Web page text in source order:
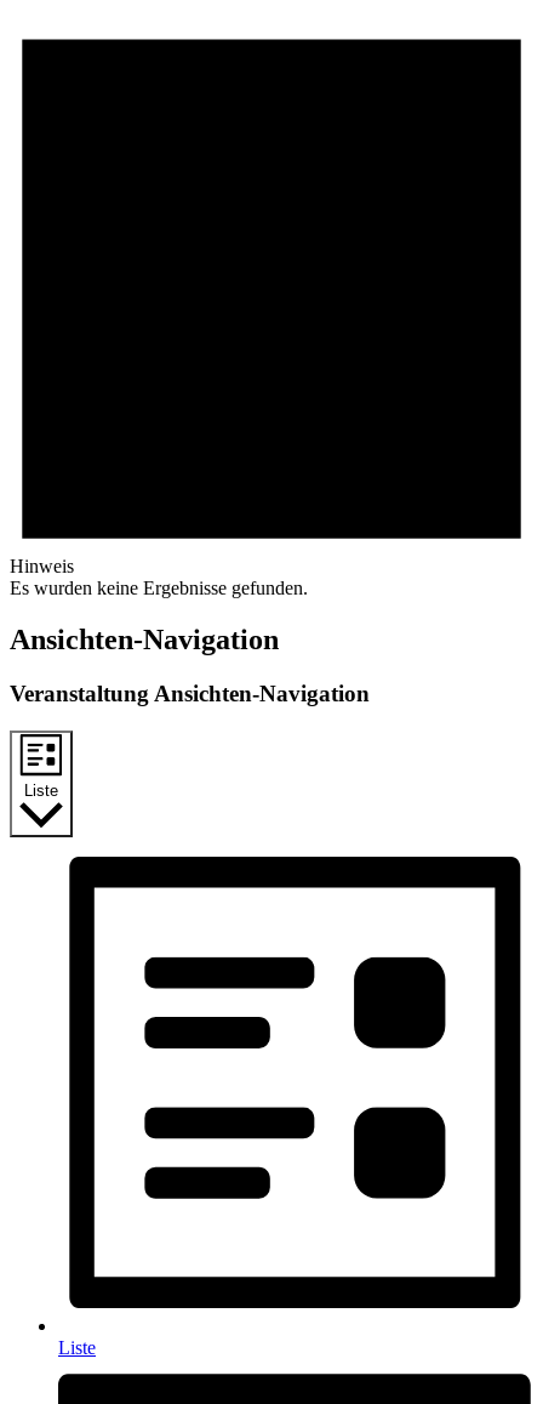
Hinweis
Es wurden keine Ergebnisse gefunden.
Ansichten-Navigation
Veranstaltung Ansichten-Navigation
Liste
Liste